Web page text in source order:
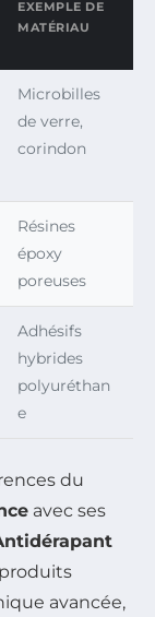
EXEMPLE DE
MATÉRIAU
Microbilles
de verre,
corindon
Résines
époxy
poreuses
Adhésifs
hybrides
polyuréthan
e
du
avec ses
avancée,